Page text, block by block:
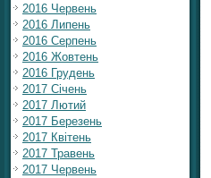
2016 Червень
2016 Липень
2016 Серпень
2016 Жовтень
2016 Грудень
2017 Січень
2017 Лютий
2017 Березень
2017 Квітень
2017 Травень
2017 Червень